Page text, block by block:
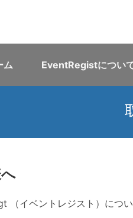
ム EventRegistについ
（イベントレジスト）につ